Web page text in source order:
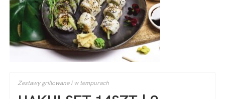
Zestawy grillowane i w tempurach